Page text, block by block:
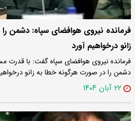
فرمانده نیروی هوافضای سپاه: دشمن
زانو درخواهیم آورد
فرمانده نیروی هوافضای سپاه گفت: با قدرت
دشمن را در صورت هرگونه خطا به زانو
۲۲ آبان ۱۴۰۴